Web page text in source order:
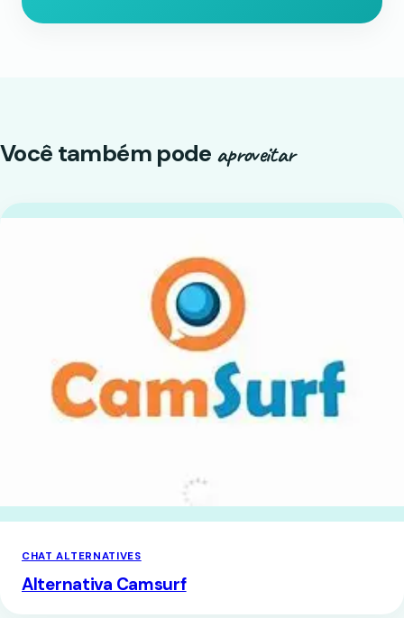
Você também pode aproveitar
CHAT ALTERNATIVES
Alternativa Camsurf